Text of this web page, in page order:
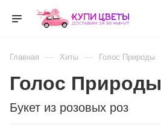
Главная — Хиты — Голос Природы
Букет из розовых роз
Голос Природы